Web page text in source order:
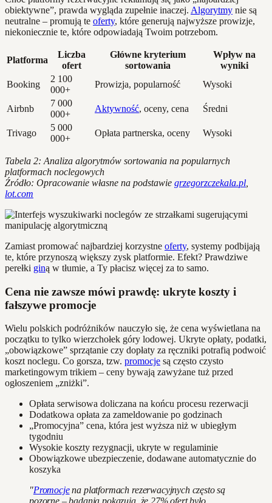
obiektywne”, prawda wygląda zupełnie inaczej. Algorytmy nie są
neutralne – promują te oferty, które generują najwyższe prowizje,
niekoniecznie te, które odpowiadają Twoim potrzebom.
Platforma
Liczba
ofert
Główne kryterium
sortowania
Wpływ na
wyniki
Booking
2 100
000+
Prowizja, popularność Wysoki
Airbnb
7 000
000+
Aktywność, oceny, cena Średni
Trivago
5 000
000+
Opłata partnerska, oceny Wysoki
Tabela 2: Analiza algorytmów sortowania na popularnych
platformach noclegowych
Źródło: Opracowanie własne na podstawie grzegorzczekala.pl
lot.com
Zamiast promować najbardziej korzystne oferty, systemy podbijają
te, które przynoszą większy zysk platformie. Efekt? Prawdziwe
perełki giną w tłumie, a Ty płacisz więcej za to samo.
Cena nie zawsze mówi prawdę: ukryte koszty i
fałszywe promocje
Wielu polskich podróżników nauczyło się, że cena wyświetlana na
początku to tylko wierzchołek góry lodowej. Ukryte opłaty, podatki,
„obowiązkowe” sprzątanie czy dopłaty za ręczniki potrafią podwoić
koszt noclegu. Co gorsza, tzw. promocje są często czysto
marketingowym trikiem – ceny bywają zawyżane tuż przed
ogłoszeniem „zniżki”.
Opłata serwisowa doliczana na końcu procesu rezerwacji
Dodatkowa opłata za zameldowanie po godzinach
„Promocyjna” cena, która jest wyższa niż w ubiegłym
tygodniu
Wysokie koszty rezygnacji, ukryte w regulaminie
Obowiązkowe ubezpieczenie, dodawane automatycznie do
koszyka
"Promocjena platformach rezerwacyjnych często są